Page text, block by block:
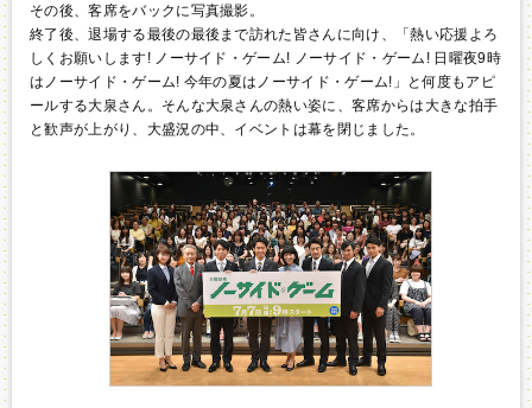
その後、客席をバックに写真撮影。
終了後、退場する最後の最後まで訪れた皆さんに向け、「熱い応援よろ
しくお願いします! ノーサイド・ゲーム! ノーサイド・ゲーム! 日曜夜9時
はノーサイド・ゲーム! 今年の夏はノーサイド・ゲーム!」と何度もアピ
ールする大泉さん。そんな大泉さんの熱い姿に、客席からは大きな拍手
と歓声が上がり、大盛況の中、イベントは幕を閉じました。